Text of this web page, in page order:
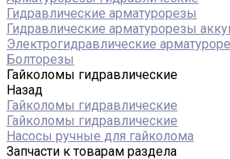
Гидравлические арматурорезы
Гидравлические арматурорезы
Электрогидравлические
Болторезы
Гайколомы гидравлические
Назад
Гайколомы гидравлические
Гайколомы гидравлические
Насосы ручные для гайколома
Запчасти к товарам раздела